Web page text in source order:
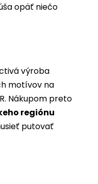
opäť niečo
výroba
motívov na
Nákupom preto
regiónu
putovať